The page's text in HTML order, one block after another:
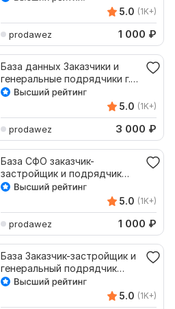
5.0 (1K+)
prodawez 1 000 ₽
База данных Заказчики и
генеральные подрядчики г.
Москва
5.0 (1K+)
prodawez 3 000 ₽
База СФО заказчик-
застройщик и подрядчик
452 компании
5.0 (1K+)
prodawez 1 000 ₽
База Заказчик-застройщик и
генеральный подрядчик
УФО, 408 компаний
5.0 (1K+)